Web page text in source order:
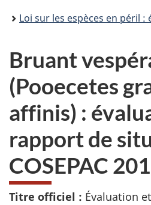
Loi sur les espèces en péril : évaluations et
Bruant
(Pooecetes
affinis) :
rapport de
COSEPAC
Titre officiel : Évaluation